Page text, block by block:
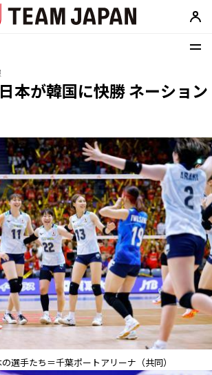
本が韓国に快勝 ネーション
選手たち＝千葉ポートアリーナ（共同）